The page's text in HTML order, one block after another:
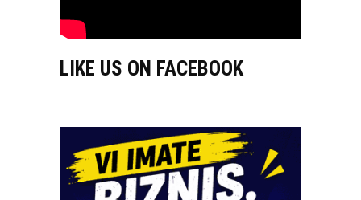
LIKE US ON FACEBOOK